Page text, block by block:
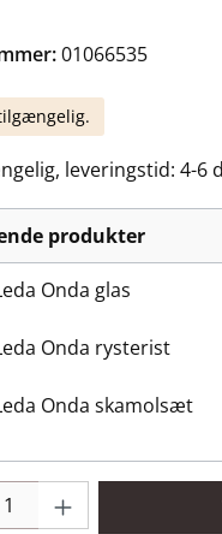
01066535
leveringstid: 4-6
produkter
Onda glas
Onda rysterist
Onda skamolsæt
Indtast det